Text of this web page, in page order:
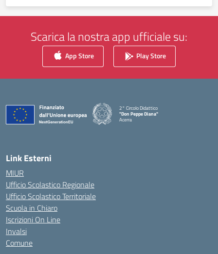
Scarica la nostra app ufficiale su:
App Store Play Store
2° Circolo Didattico
"Don Peppe Diana"
Acerra
Link Esterni
MIUR
Ufficio Scolastico Regionale
Ufficio Scolastico Territoriale
Scuola in Chiaro
Iscrizioni On Line
Invalsi
Comune